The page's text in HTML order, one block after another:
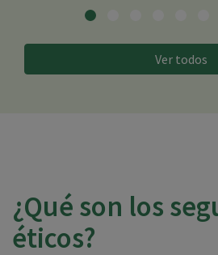
Ver todos
¿Qué son los
éticos?